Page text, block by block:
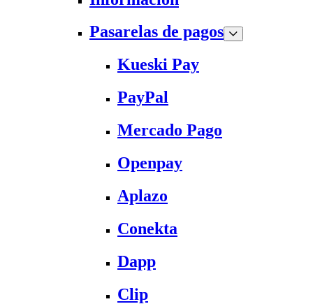
Pasarelas de pagos
Kueski Pay
PayPal
Mercado Pago
Openpay
Aplazo
Conekta
Dapp
Clip